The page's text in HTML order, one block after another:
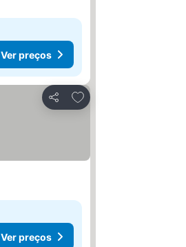
Ver preços
Partilhar
Adicionar aos favoritos
Ver preços